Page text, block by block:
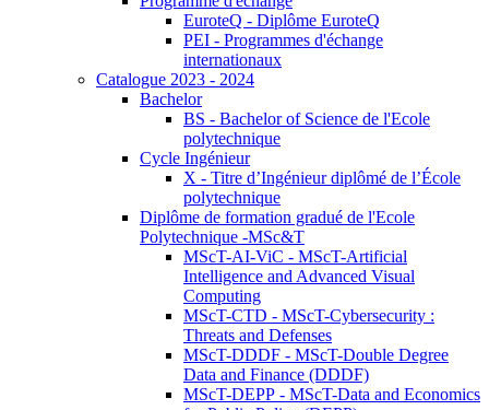
EuroteQ - Diplôme EuroteQ
PEI - Programmes d'échange
internationaux
Catalogue 2023 - 2024
Bachelor
BS - Bachelor of Science de l'Ecole
polytechnique
Cycle Ingénieur
X - Titre d’Ingénieur diplômé de l’École
polytechnique
Diplôme de formation gradué de l'Ecole
Polytechnique -MSc&T
MScT-AI-ViC - MScT-Artificial
Intelligence and Advanced Visual
Computing
MScT-CTD - MScT-Cybersecurity :
Threats and Defenses
MScT-DDDF - MScT-Double Degree
Data and Finance (DDDF)
MScT-DEPP - MScT-Data and Economics